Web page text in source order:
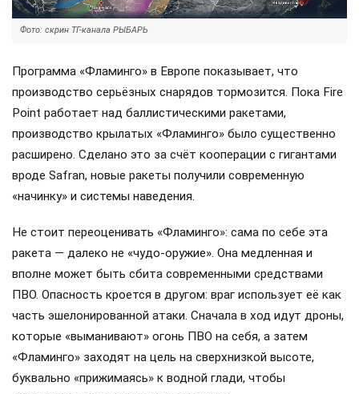
Фото: скрин ТГ-канала РЫБАРЬ
Программа «Фламинго» в Европе показывает, что
производство серьёзных снарядов тормозится. Пока Fire
Point работает над баллистическими ракетами,
производство крылатых «Фламинго» было существенно
расширено. Сделано это за счёт кооперации с гигантами
вроде Safran, новые ракеты получили современную
«начинку» и системы наведения.
Не стоит переоценивать «Фламинго»: сама по себе эта
ракета — далеко не «чудо-оружие». Она медленная и
вполне может быть сбита современными средствами
ПВО. Опасность кроется в другом: враг использует её как
часть эшелонированной атаки. Сначала в ход идут дроны,
которые «выманивают» огонь ПВО на себя, а затем
«Фламинго» заходят на цель на сверхнизкой высоте,
буквально «прижимаясь» к водной глади, чтобы